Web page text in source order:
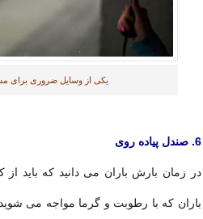
یکی از وسایل ضروری برای
6. صندل پیاده روی
در زمان بارش باران می دانید که باید
باران که با رطوبت و گرما مواجه می